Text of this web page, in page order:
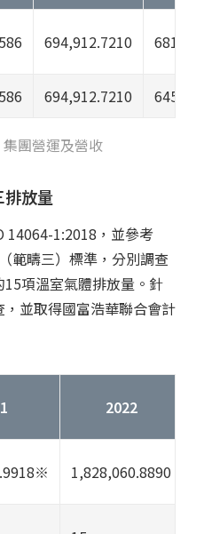
694,912.7210
694,912.7210
團營運及營收
排放量
14064-1:2018，並參考
範疇三）標準，分別調查
項溫室氣體排放量。針
並取得國富浩華聯合會計
2022
1,828,060.8890